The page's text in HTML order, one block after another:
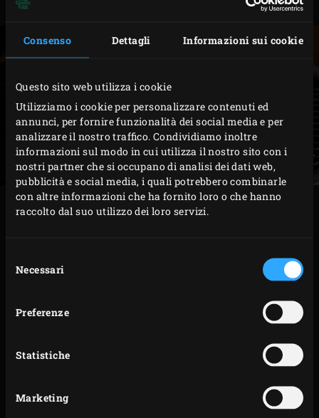
Consenso Dettagli Informazioni sui cookie
Questo sito web utilizza i cookie
Utilizziamo i cookie per personalizzare contenuti ed
annunci, per fornire funzionalità dei social media e per
analizzare il nostro traffico. Condividiamo inoltre
informazioni sul modo in cui utilizza il nostro sito con i
nostri partner che si occupano di analisi dei dati web,
pubblicità e social media, i quali potrebbero combinarle
con altre informazioni che ha fornito loro o che hanno
raccolto dal suo utilizzo dei loro servizi.
delNecessari
Preferenze
Statistiche
Marketing
COTTURA
inserire il
dell’EGG e impostare la temperatura al cuore a 55°C.
Lasciare cuocere i carré di agnello per 15-20 minuti
fino al raggiungimento della temperatura interna
riposare per circa 5 minuti prima di tagliarli.